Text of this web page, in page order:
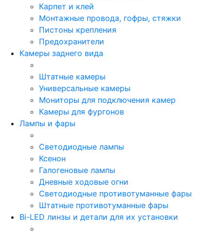
Карпет и клей
Монтажные провода, гофры, стяжки
Пистоны крепления
Предохранители
Камеры заднего вида
Штатные камеры
Универсальные камеры
Мониторы для подключения камер
Камеры для фургонов
Лампы и фары
Светодиодные лампы
Ксенон
Галогеновые лампы
Дневные ходовые огни
Светодиодные противотуманные фары
Штатные противотуманные фары
Bi-LED линзы и детали для их установки